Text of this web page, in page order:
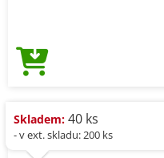
Skladem: 40 ks
- v ext. skladu: 200 ks